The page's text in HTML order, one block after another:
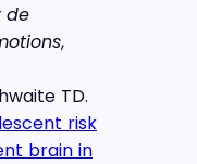
de
,
TD.
risk
brain in